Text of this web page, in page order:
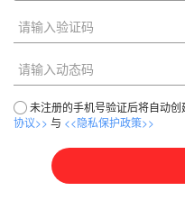
未注册的手机号验证后将自动
协议>> 与 <<隐私保护政策>>